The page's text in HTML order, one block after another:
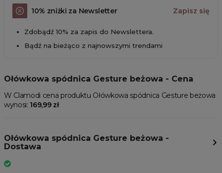
10% zniżki za Newsletter Zapisz się
Zdobądź 10% za zapis do Newslettera.
Bądź na bieżąco z najnowszymi trendami
Ołówkowa spódnica Gesture beżowa - Cena
W Clamodi cena produktu Ołówkowa spódnica Gesture beżowa
wynosi: 169,99 zł
Ołówkowa spódnica Gesture beżowa -
Dostawa